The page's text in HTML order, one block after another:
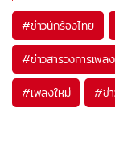
#ข่าวนักร้องไทย
#ข่าวสารวงการเพลง
#เพลงใหม่ #ข่